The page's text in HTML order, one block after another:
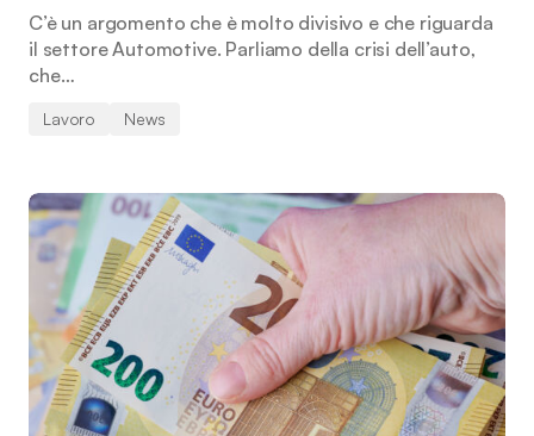
C’è un argomento che è molto divisivo e che riguarda
il settore Automotive. Parliamo della crisi dell’auto,
che…
Lavoro News